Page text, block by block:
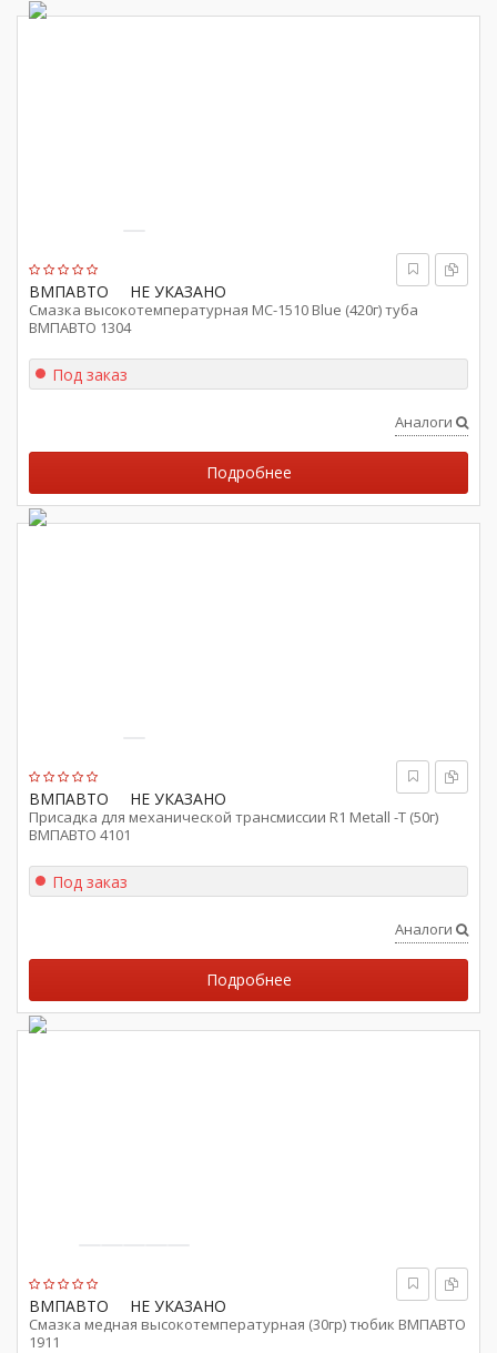
ВМПАВТО НЕ УКАЗАНО
Смазка высокотемпературная МС-1510 Blue (420г) туба
ВМПАВТО 1304
Под заказ
Аналоги
Подробнее
ВМПАВТО НЕ УКАЗАНО
Присадка для механической трансмиссии R1 Metall -T (50г)
ВМПАВТО 4101
Под заказ
Аналоги
Подробнее
ВМПАВТО НЕ УКАЗАНО
Смазка медная высокотемпературная (30гр) тюбик ВМПАВТО
1911